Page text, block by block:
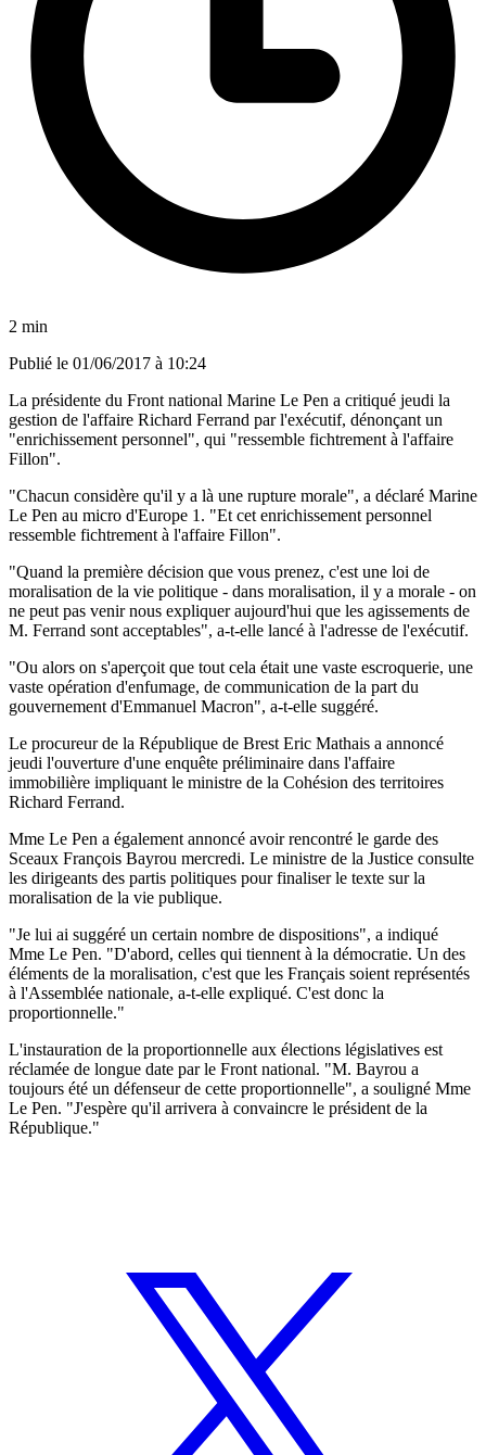
2 min
Publié le 01/06/2017 à 10:24
La présidente du Front national Marine Le Pen a critiqué jeudi la
gestion de l'affaire Richard Ferrand par l'exécutif, dénonçant un
"enrichissement personnel", qui "ressemble fichtrement à l'affaire
Fillon".
"Chacun considère qu'il y a là une rupture morale", a déclaré Marine
Le Pen au micro d'Europe 1. "Et cet enrichissement personnel
ressemble fichtrement à l'affaire Fillon".
"Quand la première décision que vous prenez, c'est une loi de
moralisation de la vie politique - dans moralisation, il y a morale - on
ne peut pas venir nous expliquer aujourd'hui que les agissements de
M. Ferrand sont acceptables", a-t-elle lancé à l'adresse de l'exécutif.
"Ou alors on s'aperçoit que tout cela était une vaste escroquerie, une
vaste opération d'enfumage, de communication de la part du
gouvernement d'Emmanuel Macron", a-t-elle suggéré.
Le procureur de la République de Brest Eric Mathais a annoncé
jeudi l'ouverture d'une enquête préliminaire dans l'affaire
immobilière impliquant le ministre de la Cohésion des territoires
Richard Ferrand.
Mme Le Pen a également annoncé avoir rencontré le garde des
Sceaux François Bayrou mercredi. Le ministre de la Justice consulte
les dirigeants des partis politiques pour finaliser le texte sur la
moralisation de la vie publique.
"Je lui ai suggéré un certain nombre de dispositions", a indiqué
Mme Le Pen. "D'abord, celles qui tiennent à la démocratie. Un des
éléments de la moralisation, c'est que les Français soient représentés
à l'Assemblée nationale, a-t-elle expliqué. C'est donc la
proportionnelle."
L'instauration de la proportionnelle aux élections législatives est
réclamée de longue date par le Front national. "M. Bayrou a
toujours été un défenseur de cette proportionnelle", a souligné Mme
Le Pen. "J'espère qu'il arrivera à convaincre le président de la
République."